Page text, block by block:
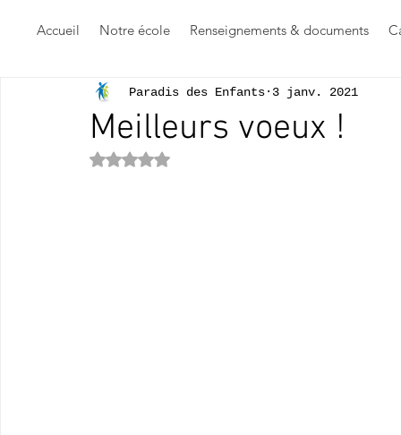
Accueil Notre école Renseignements & documents
Meilleurs voeux !
Paradis des Enfants 3 janv. 2021
Noté NaN étoiles sur 5.